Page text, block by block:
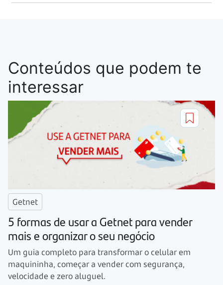
Conteúdos que podem te
interessar
Getnet
5 formas de usar a Getnet para vender
mais e organizar o seu negócio
Um guia completo para transformar o celular em
maquininha, começar a vender com segurança,
velocidade e zero aluguel.